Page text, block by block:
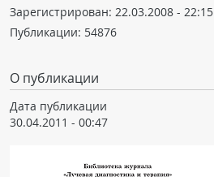
Зарегистрирован: 22.03.2008 - 22:15
Публикации: 54876
О публикации
Дата публикации
30.04.2011 - 00:47